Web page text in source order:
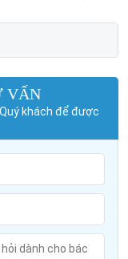
VẤN
khách để được